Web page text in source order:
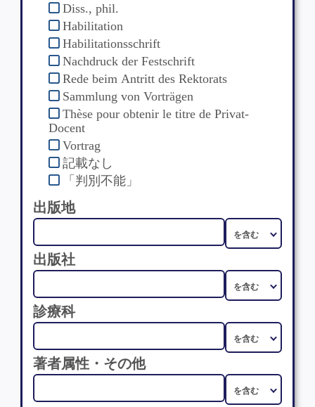
Diss., phil.
Habilitation
Habilitationsschrift
Nachdruck der Festschrift
Rede beim Antritt des Rektorats
Sammlung von Vorträgen
Thèse pour obtenir le titre de Privat-
Docent
Vortrag
記載なし
「判別不能」
出版地
出版社
診療科
著者属性・その他